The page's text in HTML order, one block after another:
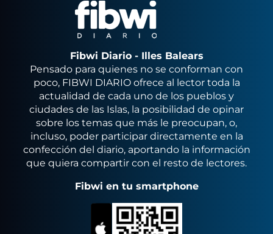
Fibwi Diario - Illes Balears
Pensado para quienes no se conforman con
poco, FIBWI DIARIO ofrece al lector toda la
actualidad de cada uno de los pueblos y
ciudades de las Islas, la posibilidad de opinar
sobre los temas que más le preocupan, o,
incluso, poder participar directamente en la
confección del diario, aportando la información
que quiera compartir con el resto de lectores.
Fibwi en tu smartphone